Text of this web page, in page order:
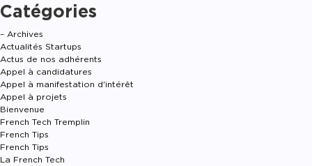
Catégories
– Archives
Actualités Startups
Actus de nos adhérents
Appel à candidatures
Appel à manifestation d'intérêt
Appel à projets
Bienvenue
French Tech Tremplin
French Tips
French Tips
La French Tech